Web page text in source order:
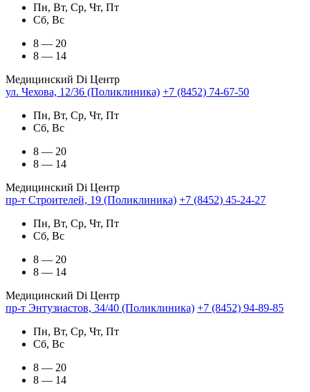
Пн, Вт, Ср, Чт, Пт
Сб, Вс
8 — 20
8 — 14
Медицинский Di Центр
ул. Чехова, 12/36 (Поликлиника) +7 (8452) 74-67-50
Пн, Вт, Ср, Чт, Пт
Сб, Вс
8 — 20
8 — 14
Медицинский Di Центр
пр-т Строителей, 19 (Поликлиника) +7 (8452) 45-24-27
Пн, Вт, Ср, Чт, Пт
Сб, Вс
8 — 20
8 — 14
Медицинский Di Центр
пр-т Энтузиастов, 34/40 (Поликлиника) +7 (8452) 94-89-85
Пн, Вт, Ср, Чт, Пт
Сб, Вс
8 — 20
8 — 14